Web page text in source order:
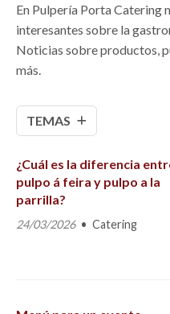
En Pulpería Porta Catering
interesantes sobre la
Noticias sobre productos,
más.
TEMAS
¿Cuál es la diferencia
pulpo á feira y pulpo a la
parrilla?
24/03/2026 Catering